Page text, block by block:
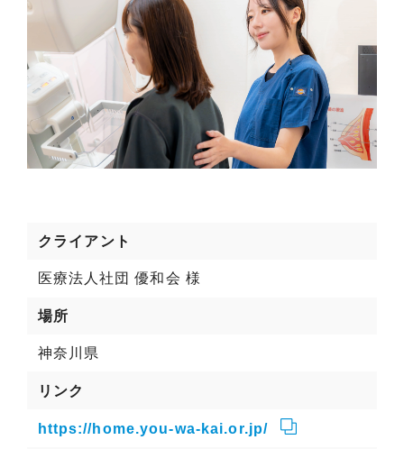
クライアント
医療法人社団 優和会 様
場所
神奈川県
リンク
https://home.you-wa-kai.or.jp/